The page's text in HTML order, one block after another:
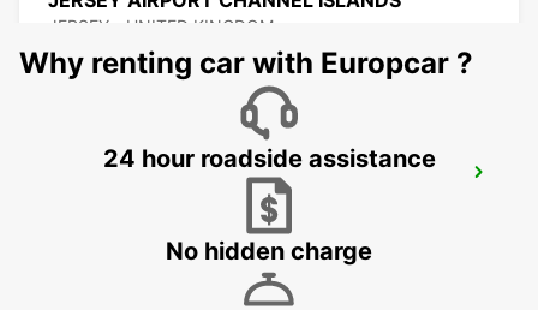
JERSEY - UNITED KINGDOM
Why renting car with Europcar ?
24 hour roadside assistance
No hidden charge